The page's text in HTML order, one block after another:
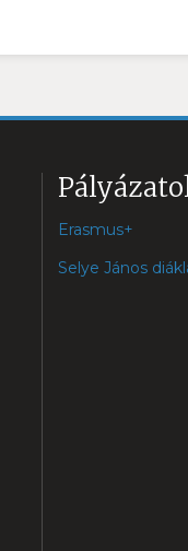
Erasmus+
Selye János